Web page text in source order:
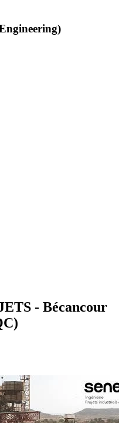
- Bécancour